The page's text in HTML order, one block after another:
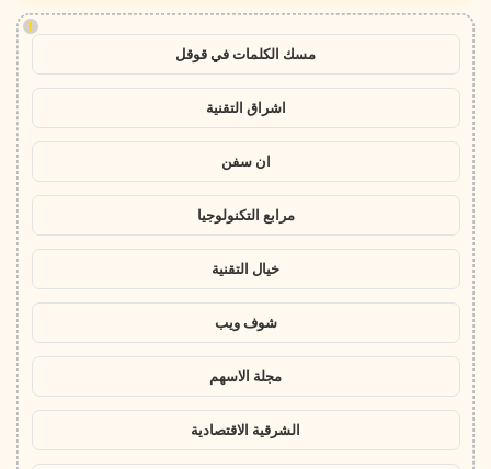
!
مسك الكلمات في قوقل
اشراق التقنية
ان سفن
مرابع التكنولوجيا
خيال التقنية
شوف ويب
مجلة الاسهم
الشرقية الاقتصادية